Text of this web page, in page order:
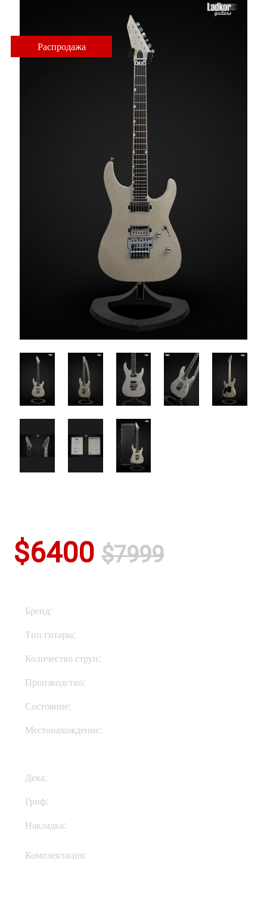
Распродажа
$6400$7999
Бренд:
Тип гитары:
Количество струн:
Производство:
Состояние:
Местонахождение:
Дека:
Гриф:
Накладка:
Комплектация: